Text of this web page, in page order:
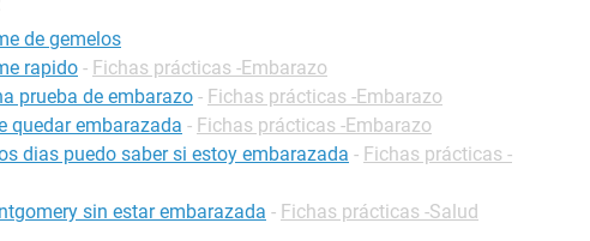
de gemelos
rapido - Fichas prácticas -Embarazo
prueba de embarazo - Fichas prácticas -Embarazo
quedar embarazada - Fichas prácticas -Embarazo
dias puedo saber si estoy embarazada - Fichas prácticas -
sin estar embarazada - Fichas prácticas -Salud